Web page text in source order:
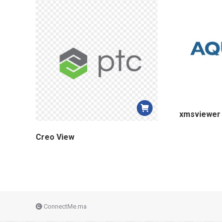
Creo View
xmsviewer
ConnectMe.ma